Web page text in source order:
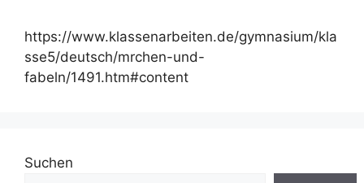
https://www.klassenarbeiten.de/gymnasium/kla
sse5/deutsch/mrchen-und-
fabeln/1491.htm#content
Suchen